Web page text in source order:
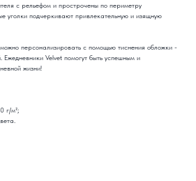
с рельефом и прострочены по периметру
уголки подчеркивают привлекательную и изящную
персонализировать с помощью тиснения обложки -
Ежедневники Velvet помогут быть успешным и
жизни!
г/м²;